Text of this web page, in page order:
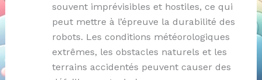
souvent imprévisibles et hostiles, ce qui
peut mettre à l’épreuve la durabilité des
robots. Les conditions météorologiques
extrêmes, les obstacles naturels et les
terrains accidentés peuvent causer des